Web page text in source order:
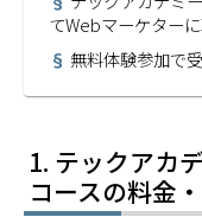
てWebマーケター
無料体験参加で
テックアカ
コースの料金